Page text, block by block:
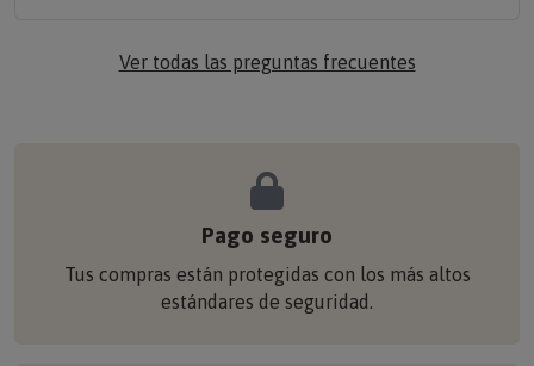
Ver todas las preguntas frecuentes
Pago seguro
Tus compras están protegidas con los más altos
estándares de seguridad.